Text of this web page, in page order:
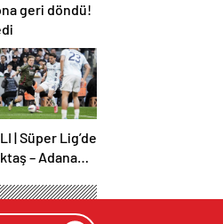
geri döndü!
| Süper Lig’de
– Adana